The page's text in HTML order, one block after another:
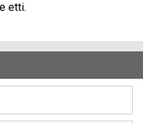
etti.